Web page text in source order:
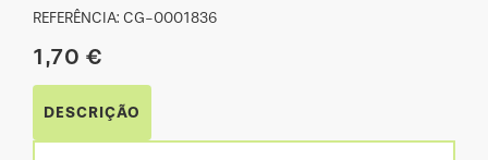
REFERÊNCIA: CG-0001836
1,70 €
DESCRIÇÃO